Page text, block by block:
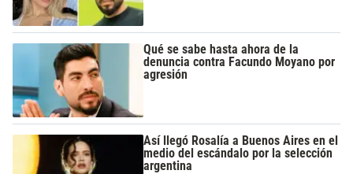
Qué se sabe hasta ahora de la
denuncia contra Facundo Moyano por
agresión
Así llegó Rosalía a Buenos Aires en el
medio del escándalo por la selección
argentina